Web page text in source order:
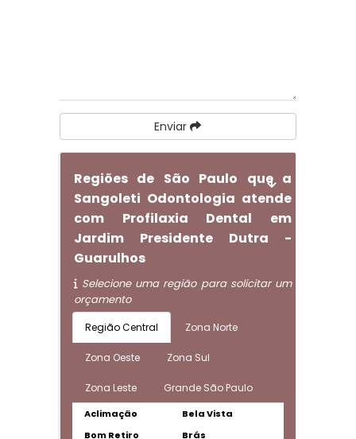
Enviar
Regiões de São Paulo que a
Sangoleti Odontologia atende
com Profilaxia Dental em
Jardim Presidente Dutra -
Guarulhos
Selecione uma região para solicitar um
orçamento
Região Central Zona Norte
Zona Oeste Zona Sul
Zona Leste Grande São Paulo
Aclimação
Bela Vista
Bom Retiro
Brás